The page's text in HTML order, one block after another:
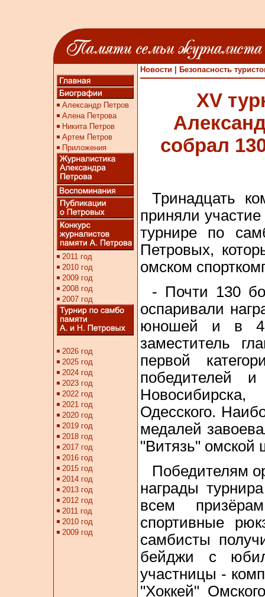
Новости Безопасность
XV
собрал
Тринадцать
приняли
турнире по
Петровых,
омском
- Почти 130
оспаривали
юношей и в
заместитель
первой
победителей
Одесского.
медалей
"Витязь" омской
Победителям
награды
всем
спортивные
самбисты
бейджи с
участницы -
"Хоккей"